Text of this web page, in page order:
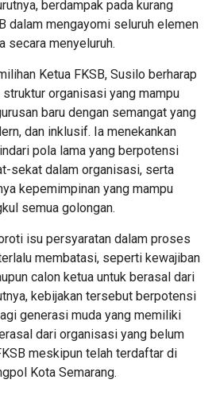
berdampak pada kurang
dalam mengayomi seluruh elemen
secara menyeluruh.
Ketua FKSB, Susilo berharap
struktur organisasi yang mampu
baru dengan semangat yang
dan inklusif. Ia menekankan
pola lama yang berpotensi
sekat dalam organisasi, serta
kepemimpinan yang mampu
semua golongan.
isu persyaratan dalam proses
membatasi, seperti kewajiban
calon ketua untuk berasal dari
kebijakan tersebut berpotensi
generasi muda yang memiliki
dari organisasi yang belum
meskipun telah terdaftar di
Kota Semarang.